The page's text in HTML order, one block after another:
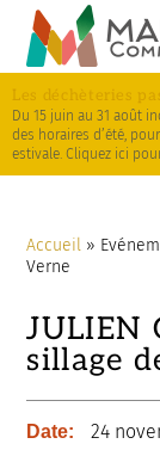
Skip
Aller
navigation
Plan
Les déchèteries
Du 15 juin au 31 août
des horaires d’été,
estivale. Cliquez ici
Accueil »
Verne
JULIEN
sillage
Date: 24